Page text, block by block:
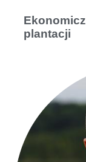
plantacji